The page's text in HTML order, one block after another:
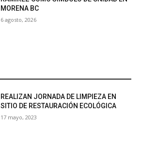
MORENA BC
6 agosto, 2026
REALIZAN JORNADA DE LIMPIEZA EN
SITIO DE RESTAURACIÓN ECOLÓGICA
17 mayo, 2023